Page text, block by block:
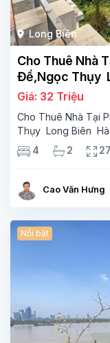
Long Biên
Cho Thuê Nhà
Đề,Ngọc Thụy
Giá: 32 Triệu
Cho Thuê Nhà Tại
Thụy Long Biên Hà
dựng: 90m² x 4
phong khách,
4 2
Cao Văn Hưng
Nổi bật